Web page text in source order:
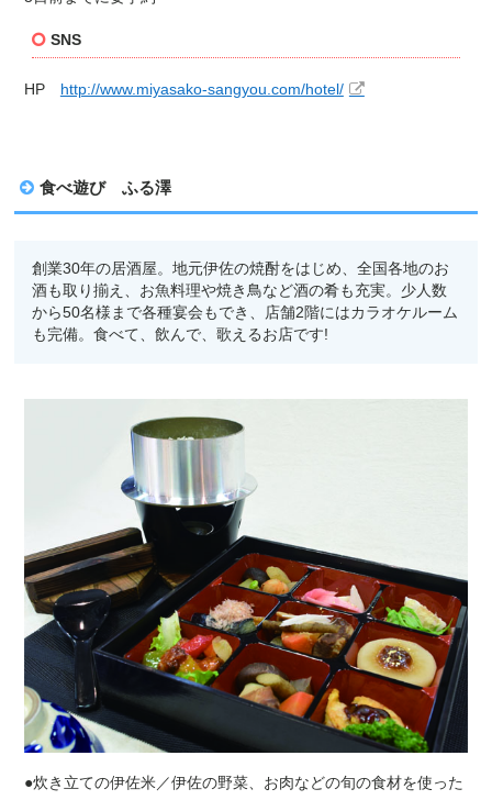
SNS
HP http://www.miyasako-sangyou.com/hotel/
食べ遊び ふる澤
創業30年の居酒屋。地元伊佐の焼酎をはじめ、全国各地のお
酒も取り揃え、お魚料理や焼き鳥など酒の肴も充実。少人数
から50名様まで各種宴会もでき、店舗2階にはカラオケルーム
も完備。食べて、飲んで、歌えるお店です!
●炊き立ての伊佐米／伊佐の野菜、お肉などの旬の食材を使った